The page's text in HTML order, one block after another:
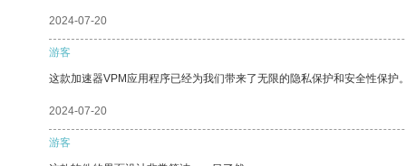
2024-07-20
游客
这款加速器VPM应用程序已经为我们带来了无限的隐私保护和安全性保护
2024-07-20
游客